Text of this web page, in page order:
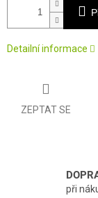
Detailní informace
ZEPTAT SE
při